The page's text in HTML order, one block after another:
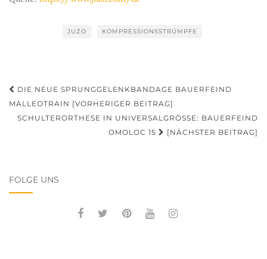
JUZO KOMPRESSIONSSTRÜMPFE
Beitragsnavigation
DIE NEUE SPRUNGGELENKBANDAGE BAUERFEIND
MALLEOTRAIN [VORHERIGER BEITRAG]
SCHULTERORTHESE IN UNIVERSALGRÖSSE: BAUERFEIND O
MOLOC 15
[NÄCHSTER BEITRAG]
FOLGE UNS